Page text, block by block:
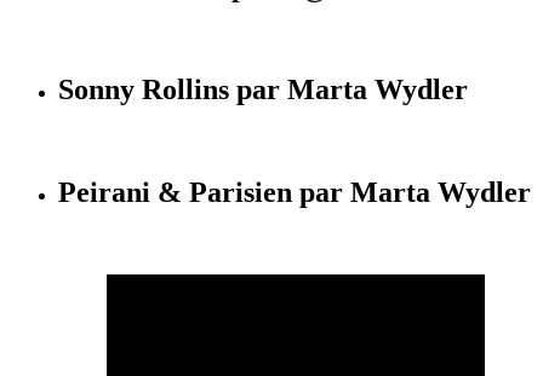
Sonny Rollins par Marta Wydler
Peirani & Parisien par Marta Wydler